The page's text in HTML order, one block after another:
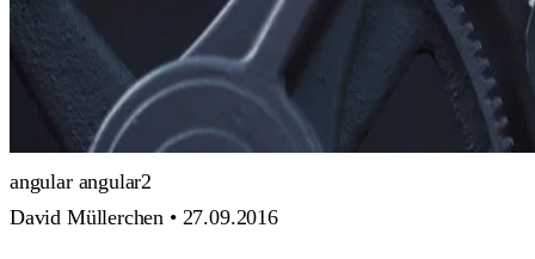
angular angular2
David Müllerchen • 27.09.2016